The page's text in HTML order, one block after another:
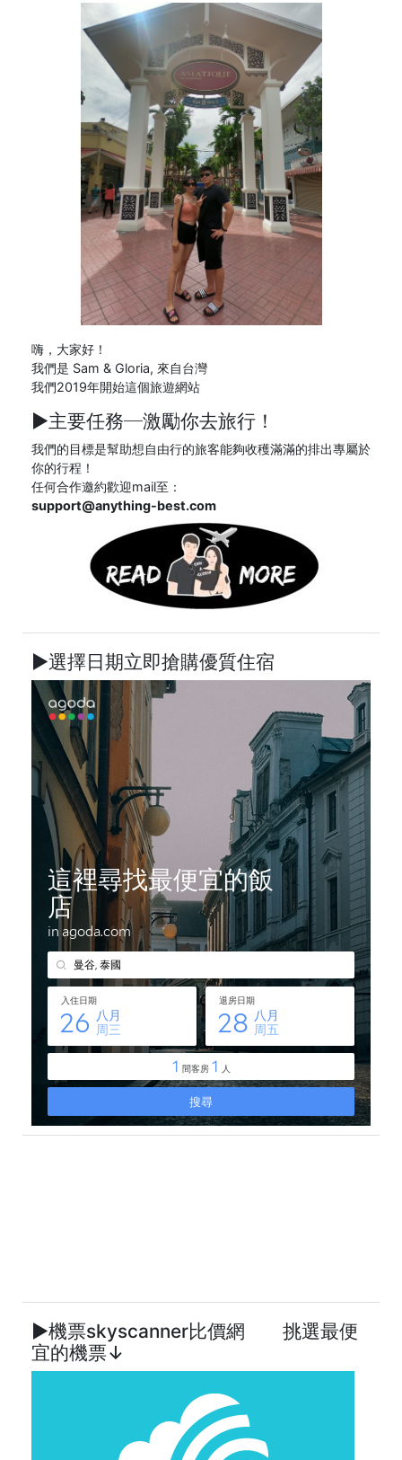
嗨，大家好！
我們是 Sam & Gloria, 來自台灣
我們2019年開始這個旅遊網站
►主要任務─激勵你去旅行！
我們的目標是幫助想自由行的旅客能夠收穫滿滿的排出專屬於
你的行程！
任何合作邀約歡迎mail至：
support@anything-best.com
►選擇日期立即搶購優質住宿
►機票skyscanner比價網 挑選最便
宜的機票↓